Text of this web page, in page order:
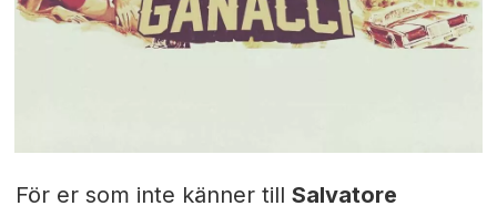
För er som inte känner till Salvatore